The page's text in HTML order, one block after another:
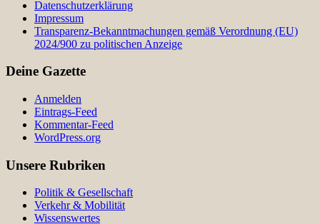
Datenschutzerklärung
Impressum
Transparenz-Bekanntmachungen gemäß Verordnung (EU)
2024/900 zu politischen Anzeige
Deine Gazette
Anmelden
Eintrags-Feed
Kommentar-Feed
WordPress.org
Unsere Rubriken
Politik & Gesellschaft
Verkehr & Mobilität
Wissenswertes